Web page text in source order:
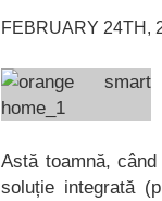
FEBRUARY 24TH,
Astă toamnă,
soluție integrată